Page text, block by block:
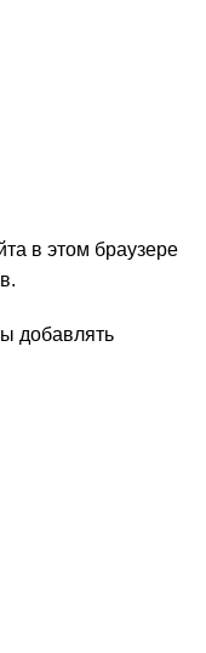
в этом браузере
добавлять